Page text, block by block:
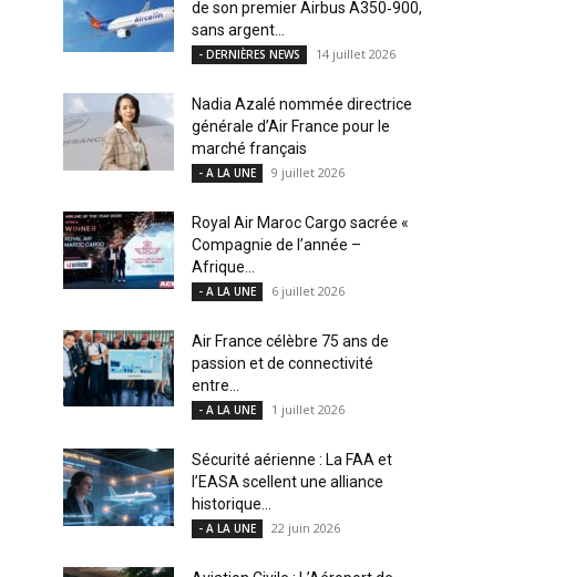
de son premier Airbus A350‑900,
sans argent...
- DERNIÈRES NEWS 14 juillet 2026
Nadia Azalé nommée directrice
générale d’Air France pour le
marché français
- A LA UNE 9 juillet 2026
Royal Air Maroc Cargo sacrée «
Compagnie de l’année –
Afrique...
- A LA UNE 6 juillet 2026
Air France célèbre 75 ans de
passion et de connectivité
entre...
- A LA UNE 1 juillet 2026
Sécurité aérienne : La FAA et
l’EASA scellent une alliance
historique...
- A LA UNE 22 juin 2026